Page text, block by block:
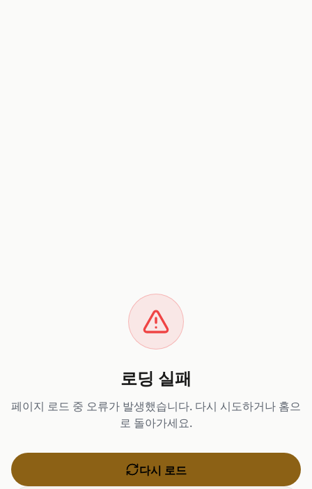
로딩 실패
페이지 로드 중 오류가 발생했습니다. 다시 시도하거나 홈으
로 돌아가세요.
다시 로드